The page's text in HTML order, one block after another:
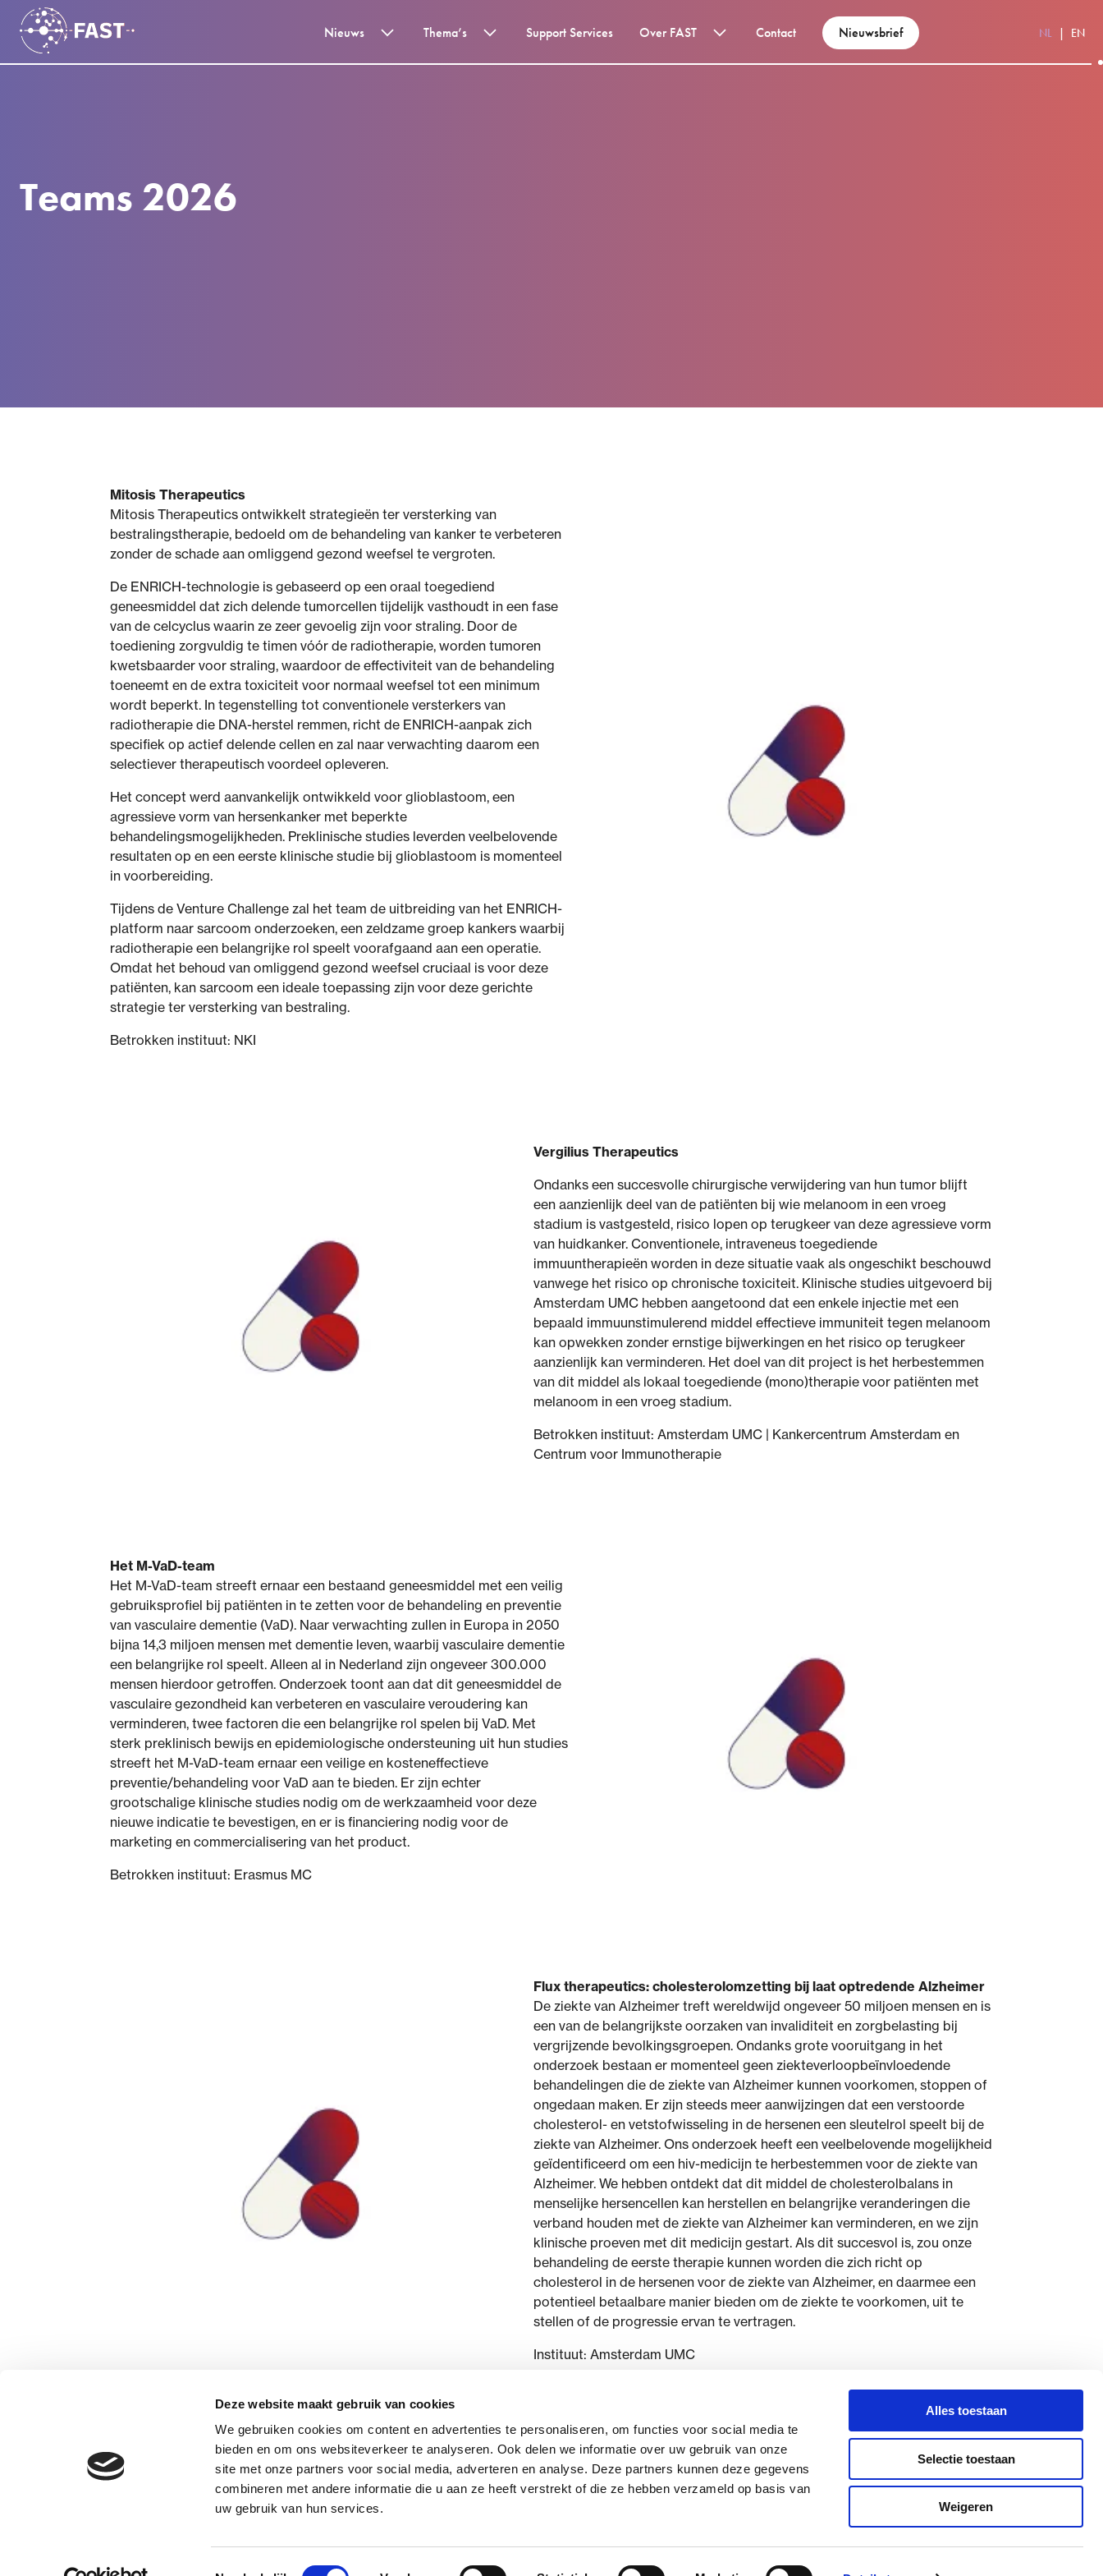
Deze website maakt gebruik van cookies
We gebruiken cookies om content en advertenties te personaliseren, om functies voor social media te
bieden en om ons websiteverkeer te analyseren. Ook delen we informatie over uw gebruik van onze
site met onze partners voor social media, adverteren en analyse. Deze partners kunnen deze gegevens
combineren met andere informatie die u aan ze heeft verstrekt of die ze hebben verzameld op basis van
uw gebruik van hun services.
Toestemmingsselectie
Alles toestaan
Selectie toestaan
Weigeren
Nieuws Thema’s Support Services Over FAST Contact Nieuwsbrief NL EN
Teams 2026
Mitosis Therapeutics
Mitosis Therapeutics ontwikkelt strategieën ter versterking van
bestralingstherapie, bedoeld om de behandeling van kanker te verbeteren
zonder de schade aan omliggend gezond weefsel te vergroten.
De ENRICH-technologie is gebaseerd op een oraal toegediend
geneesmiddel dat zich delende tumorcellen tijdelijk vasthoudt in een fase
van de celcyclus waarin ze zeer gevoelig zijn voor straling. Door de
toediening zorgvuldig te timen vóór de radiotherapie, worden tumoren
kwetsbaarder voor straling, waardoor de effectiviteit van de behandeling
toeneemt en de extra toxiciteit voor normaal weefsel tot een minimum
wordt beperkt. In tegenstelling tot conventionele versterkers van
radiotherapie die DNA-herstel remmen, richt de ENRICH-aanpak zich
specifiek op actief delende cellen en zal naar verwachting daarom een
selectiever therapeutisch voordeel opleveren.
Het concept werd aanvankelijk ontwikkeld voor glioblastoom, een
agressieve vorm van hersenkanker met beperkte
behandelingsmogelijkheden. Preklinische studies leverden veelbelovende
resultaten op en een eerste klinische studie bij glioblastoom is momenteel
in voorbereiding.
Tijdens de Venture Challenge zal het team de uitbreiding van het ENRICH-
platform naar sarcoom onderzoeken, een zeldzame groep kankers waarbij
radiotherapie een belangrijke rol speelt voorafgaand aan een operatie.
Omdat het behoud van omliggend gezond weefsel cruciaal is voor deze
patiënten, kan sarcoom een ideale toepassing zijn voor deze gerichte
strategie ter versterking van bestraling.
Betrokken instituut: NKI
Vergilius Therapeutics
Ondanks een succesvolle chirurgische verwijdering van hun tumor blijft
een aanzienlijk deel van de patiënten bij wie melanoom in een vroeg
stadium is vastgesteld, risico lopen op terugkeer van deze agressieve vorm
van huidkanker. Conventionele, intraveneus toegediende
immuuntherapieën worden in deze situatie vaak als ongeschikt beschouwd
vanwege het risico op chronische toxiciteit. Klinische studies uitgevoerd bij
Amsterdam UMC hebben aangetoond dat een enkele injectie met een
bepaald immuunstimulerend middel effectieve immuniteit tegen melanoom
kan opwekken zonder ernstige bijwerkingen en het risico op terugkeer
aanzienlijk kan verminderen. Het doel van dit project is het herbestemmen
van dit middel als lokaal toegediende (mono)therapie voor patiënten met
melanoom in een vroeg stadium.
Betrokken instituut: Amsterdam UMC | Kankercentrum Amsterdam en
Centrum voor Immunotherapie
Het M-VaD-team
Het M-VaD-team streeft ernaar een bestaand geneesmiddel met een veilig
gebruiksprofiel bij patiënten in te zetten voor de behandeling en preventie
van vasculaire dementie (VaD). Naar verwachting zullen in Europa in 2050
bijna 14,3 miljoen mensen met dementie leven, waarbij vasculaire dementie
een belangrijke rol speelt. Alleen al in Nederland zijn ongeveer 300.000
mensen hierdoor getroffen. Onderzoek toont aan dat dit geneesmiddel de
vasculaire gezondheid kan verbeteren en vasculaire veroudering kan
verminderen, twee factoren die een belangrijke rol spelen bij VaD. Met
sterk preklinisch bewijs en epidemiologische ondersteuning uit hun studies
streeft het M-VaD-team ernaar een veilige en kosteneffectieve
preventie/behandeling voor VaD aan te bieden. Er zijn echter
grootschalige klinische studies nodig om de werkzaamheid voor deze
nieuwe indicatie te bevestigen, en er is financiering nodig voor de
marketing en commercialisering van het product.
Betrokken instituut: Erasmus MC
Flux therapeutics: cholesterolomzetting bij laat optredende Alzheimer
De ziekte van Alzheimer treft wereldwijd ongeveer 50 miljoen mensen en is
een van de belangrijkste oorzaken van invaliditeit en zorgbelasting bij
vergrijzende bevolkingsgroepen. Ondanks grote vooruitgang in het
onderzoek bestaan er momenteel geen ziekteverloopbeïnvloedende
behandelingen die de ziekte van Alzheimer kunnen voorkomen, stoppen of
ongedaan maken. Er zijn steeds meer aanwijzingen dat een verstoorde
cholesterol- en vetstofwisseling in de hersenen een sleutelrol speelt bij de
ziekte van Alzheimer. Ons onderzoek heeft een veelbelovende mogelijkheid
geïdentificeerd om een hiv-medicijn te herbestemmen voor de ziekte van
Alzheimer. We hebben ontdekt dat dit middel de cholesterolbalans in
menselijke hersencellen kan herstellen en belangrijke veranderingen die
verband houden met de ziekte van Alzheimer kan verminderen, en we zijn
klinische proeven met dit medicijn gestart. Als dit succesvol is, zou onze
behandeling de eerste therapie kunnen worden die zich richt op
cholesterol in de hersenen voor de ziekte van Alzheimer, en daarmee een
potentieel betaalbare manier bieden om de ziekte te voorkomen, uit te
stellen of de progressie ervan te vertragen.
Instituut: Amsterdam UMC
Contact Privacyverklaring Cookieverklaring